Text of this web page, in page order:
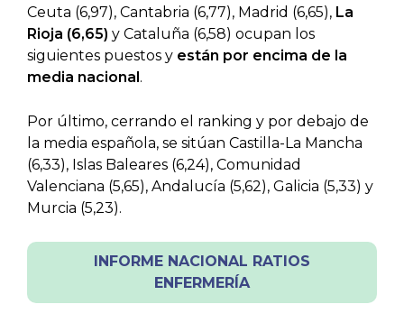
Ceuta (6,97), Cantabria (6,77), Madrid (6,65), La
Rioja (6,65) y Cataluña (6,58) ocupan los
siguientes puestos y están por encima de la
media nacional.
Por último, cerrando el ranking y por debajo de
la media española, se sitúan Castilla-La Mancha
(6,33), Islas Baleares (6,24), Comunidad
Valenciana (5,65), Andalucía (5,62), Galicia (5,33) y
Murcia (5,23).
INFORME NACIONAL RATIOS
ENFERMERÍA